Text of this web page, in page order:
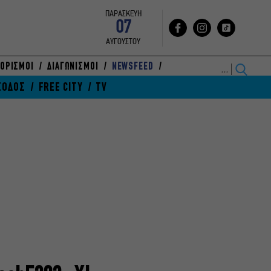
ΠΑΡΑΣΚΕΥΗ
07
ΑΥΓΟΥΣΤΟΥ
ΔΙΑΓΩΝΙΣΜΟΙ NEWSFEED
FREE CITY TV